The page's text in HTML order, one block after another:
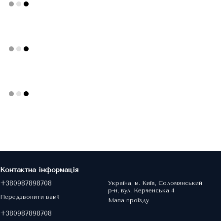
Контактна інформація
+380987898708
Передзвонити вам?
+380987898708
Україна, м. Київ, Соломянський
р-н, вул. Керченська 4
Мапа проїзду